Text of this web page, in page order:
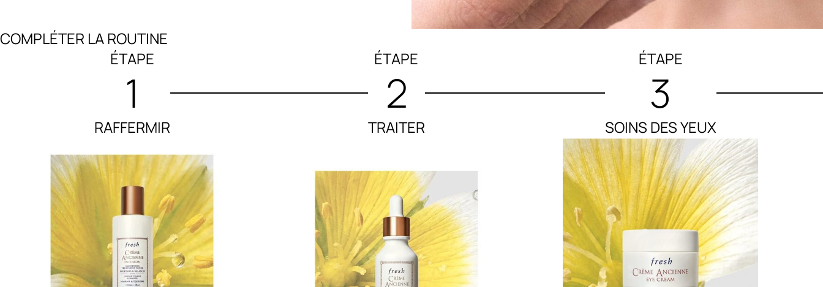
COMPLÉTER LA ROUTINE
ÉTAPE
1
RAFFERMIR
ÉTAPE
2
TRAITER
ÉTAPE
3
SOINS DES YEUX